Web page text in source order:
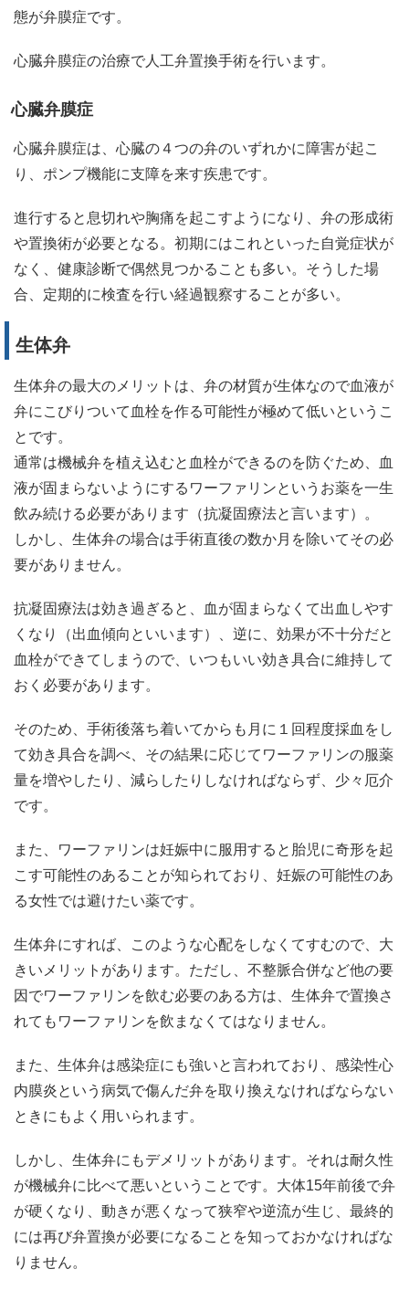
態が弁膜症です。
心臓弁膜症の治療で人工弁置換手術を行います。
心臓弁膜症
心臓弁膜症は、心臓の４つの弁のいずれかに障害が起こ
り、ポンプ機能に支障を来す疾患です。
進行すると息切れや胸痛を起こすようになり、弁の形成術
や置換術が必要となる。初期にはこれといった自覚症状が
なく、健康診断で偶然見つかることも多い。そうした場
合、定期的に検査を行い経過観察することが多い。
生体弁
生体弁の最大のメリットは、弁の材質が生体なので血液が
弁にこびりついて血栓を作る可能性が極めて低いというこ
とです。
通常は機械弁を植え込むと血栓ができるのを防ぐため、血
液が固まらないようにするワーファリンというお薬を一生
飲み続ける必要があります（抗凝固療法と言います）。
しかし、生体弁の場合は手術直後の数か月を除いてその必
要がありません。
抗凝固療法は効き過ぎると、血が固まらなくて出血しやす
くなり（出血傾向といいます）、逆に、効果が不十分だと
血栓ができてしまうので、いつもいい効き具合に維持して
おく必要があります。
そのため、手術後落ち着いてからも月に１回程度採血をし
て効き具合を調べ、その結果に応じてワーファリンの服薬
量を増やしたり、減らしたりしなければならず、少々厄介
です。
また、ワーファリンは妊娠中に服用すると胎児に奇形を起
こす可能性のあることが知られており、妊娠の可能性のあ
る女性では避けたい薬です。
生体弁にすれば、このような心配をしなくてすむので、大
きいメリットがあります。ただし、不整脈合併など他の要
因でワーファリンを飲む必要のある方は、生体弁で置換さ
れてもワーファリンを飲まなくてはなりません。
また、生体弁は感染症にも強いと言われており、感染性心
内膜炎という病気で傷んだ弁を取り換えなければならない
ときにもよく用いられます。
しかし、生体弁にもデメリットがあります。それは耐久性
が機械弁に比べて悪いということです。大体15年前後で弁
が硬くなり、動きが悪くなって狭窄や逆流が生じ、最終的
には再び弁置換が必要になることを知っておかなければな
りません。